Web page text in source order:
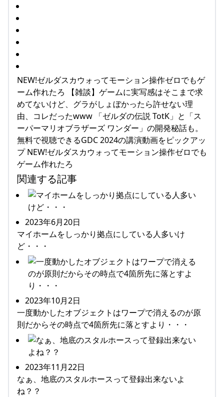
NEW!ゼルダスカウォってモーション操作ゼロでもゲ
ーム作れたろ 【雑談】ゲームに実写感はそこまで求
めてないけど、グラがしょぼかったら許せない理
由、コレだったwww 「ゼルダの伝説 TotK」と「ス
ーパーマリオブラザーズ ワンダー」の開発秘話も。
無料で視聴できるGDC 2024の講演動画をピックアッ
プ NEW!ゼルダスカウォってモーション操作ゼロでも
ゲーム作れたろ
関連する記事
2023年6月20日
マイホームをしっかり拠点にしている人多いけ
ど・・・
2023年10月2日
一度動かしたオブジェクトはワープで消えるのが原
則だからその時点で4箇所先に落とすより・・・
2023年11月22日
なぁ、地底のスタルホースって登録出来ないよ
ね？？